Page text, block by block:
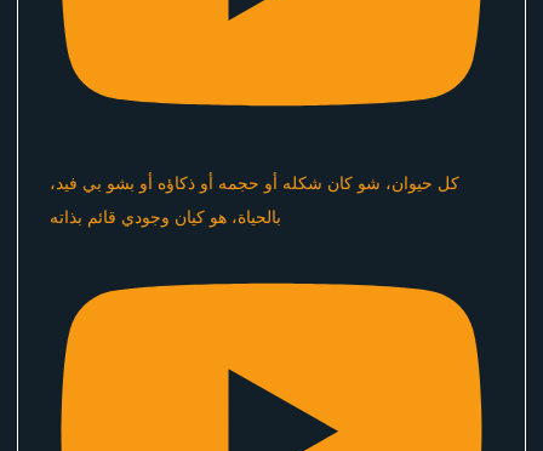
كل حيوان، شو كان شكله أو حجمه أو ذكاؤه أو بشو بي فيد،
بالحياة، هو كيان وجودي قائم بذاته